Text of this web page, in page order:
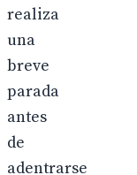
realiza
una
breve
parada
antes
de
adentrarse